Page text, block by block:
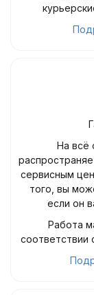
На всё
сервисным
того, вы
если он
Работа